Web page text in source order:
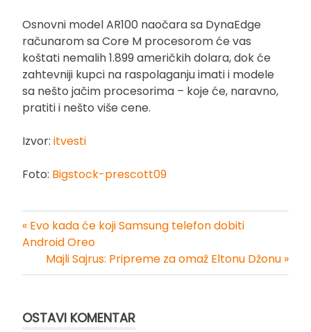
Osnovni model AR100 naočara sa DynaEdge
računarom sa Core M procesorom će vas
koštati nemalih 1.899 američkih dolara, dok će
zahtevniji kupci na raspolaganju imati i modele
sa nešto jačim procesorima – koje će, naravno,
pratiti i nešto više cene.
Izvor: itvesti
Foto: Bigstock-prescott09
Kretanje
članka
« Evo kada će koji Samsung telefon dobiti
Android Oreo
Majli Sajrus: Pripreme za omaž Eltonu Džonu »
OSTAVI KOMENTAR